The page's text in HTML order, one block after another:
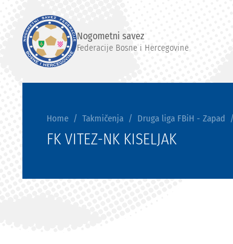
Nogometni savez
Federacije Bosne i Hercegovine
Home Takmičenja Druga liga FBiH - Zapad
FK VITEZ-NK KISELJAK